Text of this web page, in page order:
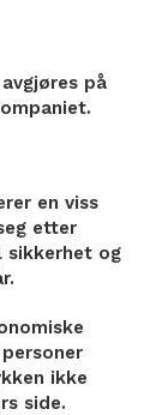
på
en viss
etter
sikkerhet og
ikke
side.